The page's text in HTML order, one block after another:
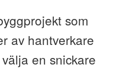
som
av hantverkare
en snickare